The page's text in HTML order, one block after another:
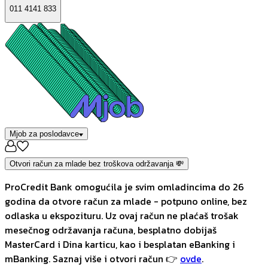
011 4141 833
Mjob za poslodavce
Otvori račun za mlade bez troškova održavanja 💸
ProCredit Bank omogućila je svim omladincima do 26
godina da otvore račun za mlade - potpuno online, bez
odlaska u ekspozituru. Uz ovaj račun ne plaćaš trošak
mesečnog održavanja računa, besplatno dobijaš
MasterCard i Dina karticu, kao i besplatan eBanking i
mBanking. Saznaj više i otvori račun 👉 ovde.